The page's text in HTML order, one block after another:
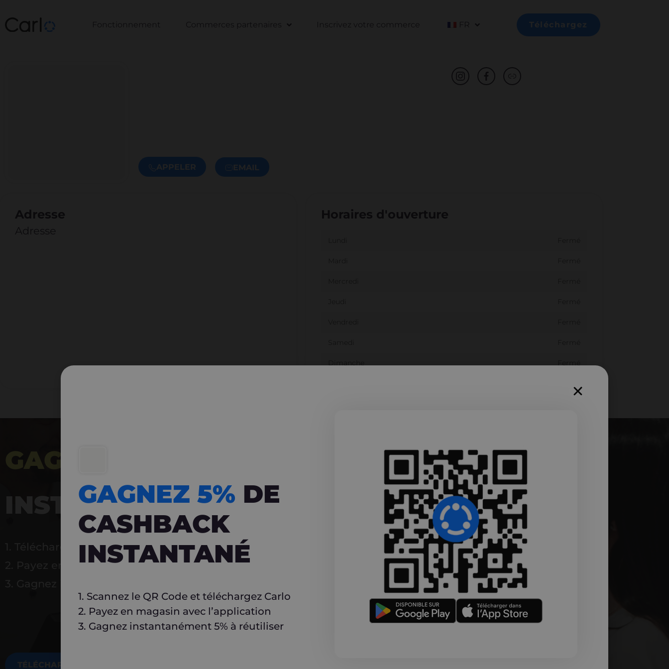
Fonctionnement Commerces partenaires Inscrivez votre commerce FR Téléchargez
APPELER EMAIL
Adresse
Adresse
Horaires d'ouverture
GAGNEZ 5%
INSTANTANÉ
1. Téléchargez Carlo
2. Payez en magasin avec l’application
TÉLÉCHARGEZ MAINTENANT
GAGNEZ 5% DE
CASHBACK
INSTANTANÉ
1. Scannez le QR Code et téléchargez Carlo
2. Payez en magasin avec l’application
3. Gagnez instantanément 5% à réutiliser